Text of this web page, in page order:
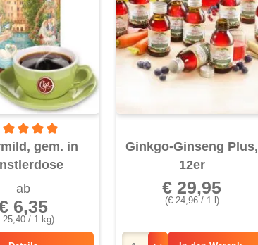
Bewertung von 5 von 5 Sternen
gem. in
25,40 / 1 kg)
ab
6,35
Ginkgo-Ginseng Plus,
12er
(€ 24,96 / 1 l)
€ 29,95